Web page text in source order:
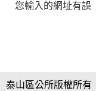
您輸入的網址有誤
泰山區公所版權所有